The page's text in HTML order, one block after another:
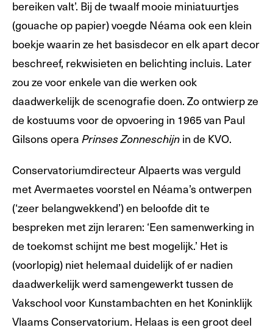
bereiken valt’. Bij de twaalf mooie miniatuurtjes
(gouache op papier) voegde Néama ook een klein
boekje waarin ze het basisdecor en elk apart decor
beschreef, rekwisieten en belichting incluis. Later
zou ze voor enkele van die werken ook
daadwerkelijk de scenografie doen. Zo ontwierp ze
de kostuums voor de opvoering in 1965 van Paul
Gilsons opera Prinses Zonneschijn in de KVO.
Conservatoriumdirecteur Alpaerts was verguld
met Avermaetes voorstel en Néama’s ontwerpen
(‘zeer belangwekkend’) en beloofde dit te
bespreken met zijn leraren: ‘Een samenwerking in
de toekomst schijnt me best mogelijk.’ Het is
(voorlopig) niet helemaal duidelijk of er nadien
daadwerkelijk werd samengewerkt tussen de
Vakschool voor Kunstambachten en het Koninklijk
Vlaams Conservatorium. Helaas is een groot deel